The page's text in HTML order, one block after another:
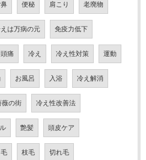
便秘 肩こり 老廃物
は万病の元 免疫力低下
頭痛 冷え 冷え性対策 運動
お風呂 入浴 冷え解消
薇の街 冷え性改善法
艶髪 頭皮ケア
枝毛 切れ毛